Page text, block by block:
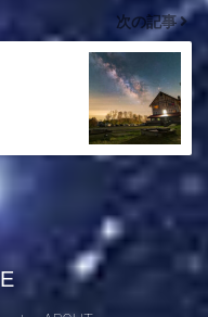
次の記事